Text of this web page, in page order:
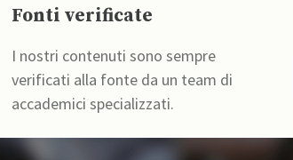
Fonti verificate
I nostri contenuti sono sempre
verificati alla fonte da un team di
accademici specializzati.